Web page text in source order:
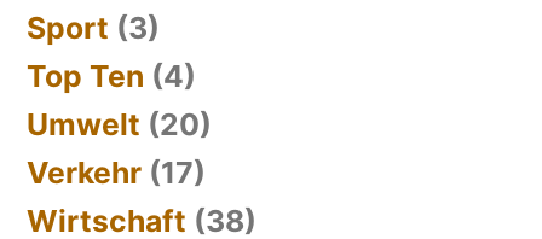
Sport (3)
Top Ten (4)
Umwelt (20)
Verkehr (17)
Wirtschaft (38)